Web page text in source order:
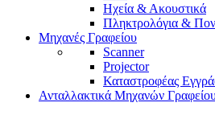
Ηχεία & Ακουστικά
Πληκτρολόγια &
Μηχανές Γραφείου
Scanner
Projector
Καταστροφέας
Ανταλλακτικά Μηχανών